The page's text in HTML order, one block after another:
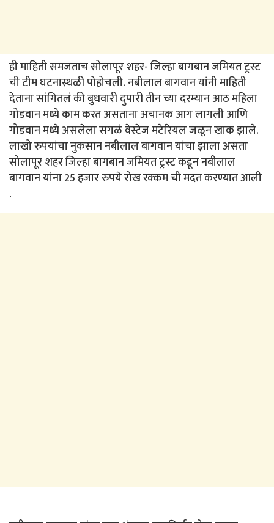
ही माहिती समजताच सोलापूर शहर- जिल्हा बागबान जमियत ट्रस्ट
ची टीम घटनास्थळी पोहोचली. नबीलाल बागवान यांनी माहिती
देताना सांगितलं की बुधवारी दुपारी तीन च्या दरम्यान आठ महिला
गोडवान मध्ये काम करत असताना अचानक आग लागली आणि
गोडवान मध्ये असलेला सगळं वेस्टेज मटेरियल जळून खाक झाले.
लाखो रुपयांचा नुकसान नबीलाल बागवान यांचा झाला असता
सोलापूर शहर जिल्हा बागबान जमियत ट्रस्ट कडून नबीलाल
बागवान यांना 25 हजार रुपये रोख रक्कम ची मदत करण्यात आली
.